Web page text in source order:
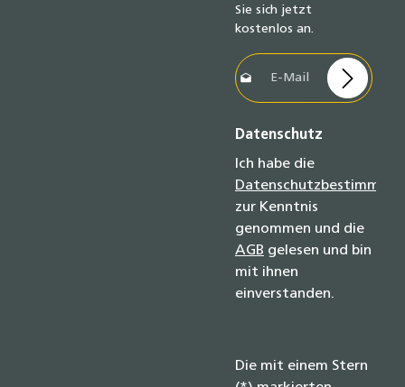
Sie sich jetzt
kostenlos an.
E-Mail-Adresse*
Datenschutz
Ich habe die
zur Kenntnis
genommen und die
AGB gelesen und bin
mit ihnen
einverstanden.
Die mit einem Stern